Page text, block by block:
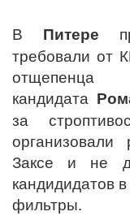
В Питере
требовали от
кандидата
за
Заксе и не
кандидидатов
фильтры.